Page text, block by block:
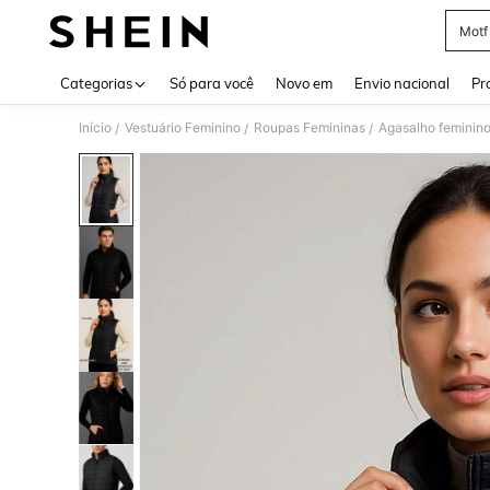
Motf
Categorias Só para você Novo em Envio nacional
Início / Vestuário Feminino / Roupas Femininas / Agasalho feminino